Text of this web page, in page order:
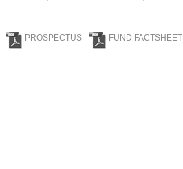
PROSPECTUS FUND FACTSHEET